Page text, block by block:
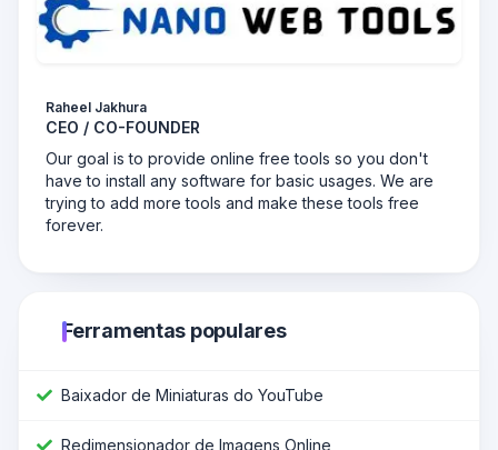
Raheel Jakhura
CEO / CO-FOUNDER
Our goal is to provide online free tools so you don't
have to install any software for basic usages. We are
trying to add more tools and make these tools free
forever.
Ferramentas populares
Baixador de Miniaturas do YouTube
Redimensionador de Imagens Online